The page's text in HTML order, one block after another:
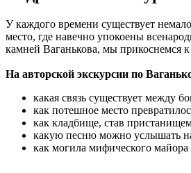
У каждого времени существует
место, где навечно упокоены
камней Ваганькова, мы прикоснемся
На авторской экскурсии по
какая связь существует между
как потешное место
как кладбище, став
какую песню можно услышать
как могила мифического